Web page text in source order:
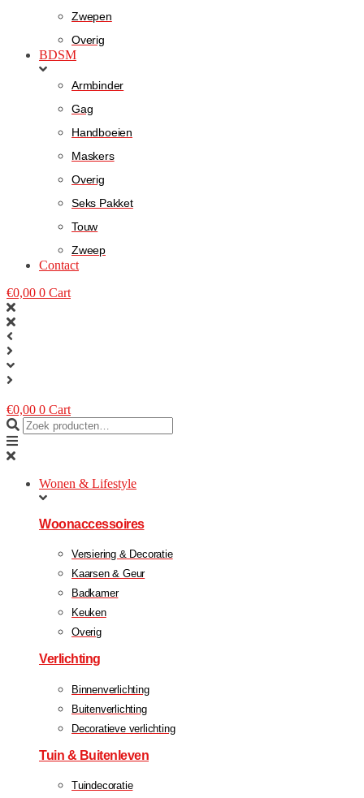
Zwepen
Overig
BDSM
Armbinder
Gag
Handboeien
Maskers
Overig
Seks Pakket
Touw
Zweep
Contact
€0,00 0 Cart
€0,00 0 Cart
Wonen & Lifestyle
Woonaccessoires
Versiering & Decoratie
Kaarsen & Geur
Badkamer
Keuken
Overig
Verlichting
Binnenverlichting
Buitenverlichting
Decoratieve verlichting
Tuin & Buitenleven
Tuindecoratie